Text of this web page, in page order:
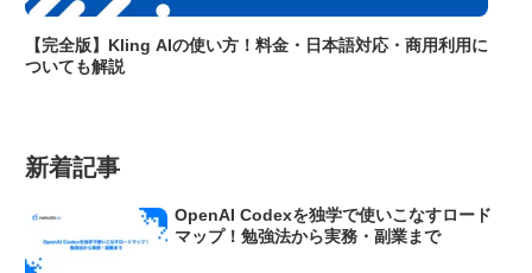
【完全版】Kling AIの使い方！料金・日本語対応・商用利用に
ついても解説
新着記事
OpenAI Codexを独学で使いこなすロード
マップ！勉強法から実務・副業まで